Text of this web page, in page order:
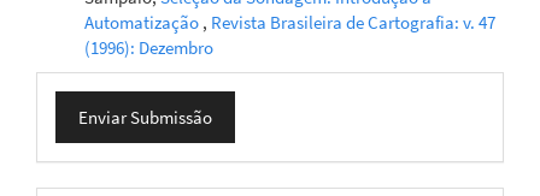
Automatização , Revista Brasileira de Cartografia: v. 47
(1996): Dezembro
Enviar
Submissão
Enviar Submissão